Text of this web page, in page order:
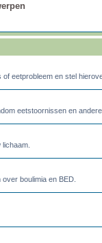
eetprobleem en stel
eetstoornissen en
boulimia en BED.